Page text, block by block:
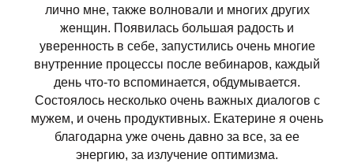
лично мне, также волновали и многих других
женщин. Появилась большая радость и
уверенность в себе, запустились очень многие
внутренние процессы после вебинаров, каждый
день что-то вспоминается, обдумывается.
Состоялось несколько очень важных диалогов с
мужем, и очень продуктивных. Екатерине я очень
благодарна уже очень давно за все, за ее
энергию, за излучение оптимизма.